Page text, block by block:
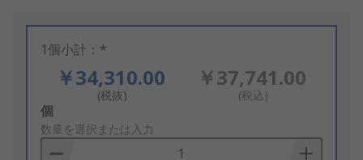
1個小計：*
￥34,310.00
(税抜)
￥37,741.00
(税込)
Add
to
Basket
個
数量を選択または入力